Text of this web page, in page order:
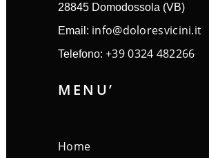
28845 Domodossola (VB)
Email: info@doloresvicini.it
Telefono: +39 0324 482266
MENU’
Home